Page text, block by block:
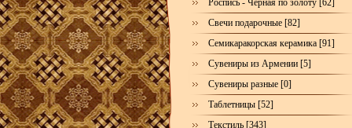
Роспись - Чёрная по золоту [62]
Свечи подарочные [82]
Семикаракорская керамика [91]
Сувениры из Армении [5]
Сувениры разные [0]
Таблетницы [52]
Текстиль [343]